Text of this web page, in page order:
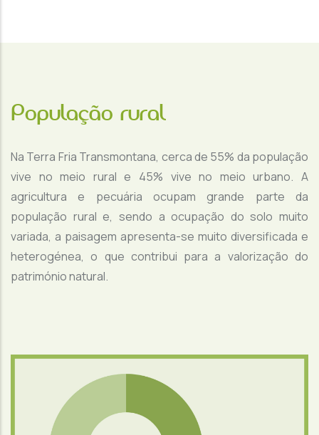
População rural
Na Terra Fria Transmontana, cerca de 55% da população
vive no meio rural e 45% vive no meio urbano. A
agricultura e pecuária ocupam grande parte da
população rural e, sendo a ocupação do solo muito
variada, a paisagem apresenta-se muito diversificada e
heterogénea, o que contribui para a valorização do
património natural.